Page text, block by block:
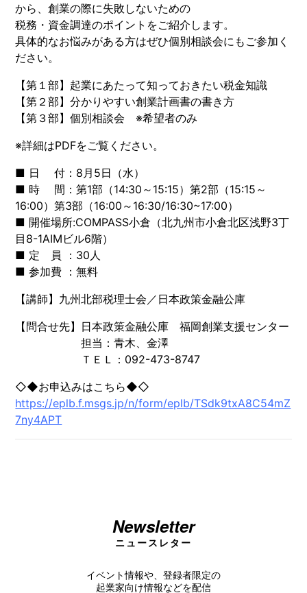
から、創業の際に失敗しないための
税務・資金調達のポイントをご紹介します。
具体的なお悩みがある方はぜひ個別相談会にもご参加く
ださい。
【第１部】起業にあたって知っておきたい税金知識
【第２部】分かりやすい創業計画書の書き方
【第３部】個別相談会 ※希望者のみ
※詳細はPDFをご覧ください。
■ 日 付：8月5日（水）
■ 時 間：第1部（14:30～15:15）第2部（15:15～
16:00）第3部（16:00～16:30/16:30~17:00）
■ 開催場所:COMPASS小倉（北九州市小倉北区浅野3丁
目8-1AIMビル6階）
■ 定 員 ：30人
■ 参加費 ：無料
【講師】九州北部税理士会／日本政策金融公庫
【問合せ先】日本政策金融公庫 福岡創業支援センター
担当：青木、金澤
ＴＥＬ：092-473-8747
◇◆お申込みはこちら◆◇
https://eplb.f.msgs.jp/n/form/eplb/TSdk9txA8C54mZ
7ny4APT
Newsletter
ニュースレター
イベント情報や、登録者限定の
起業家向け情報などを配信